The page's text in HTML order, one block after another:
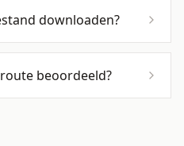
downloaden?
beoordeeld?